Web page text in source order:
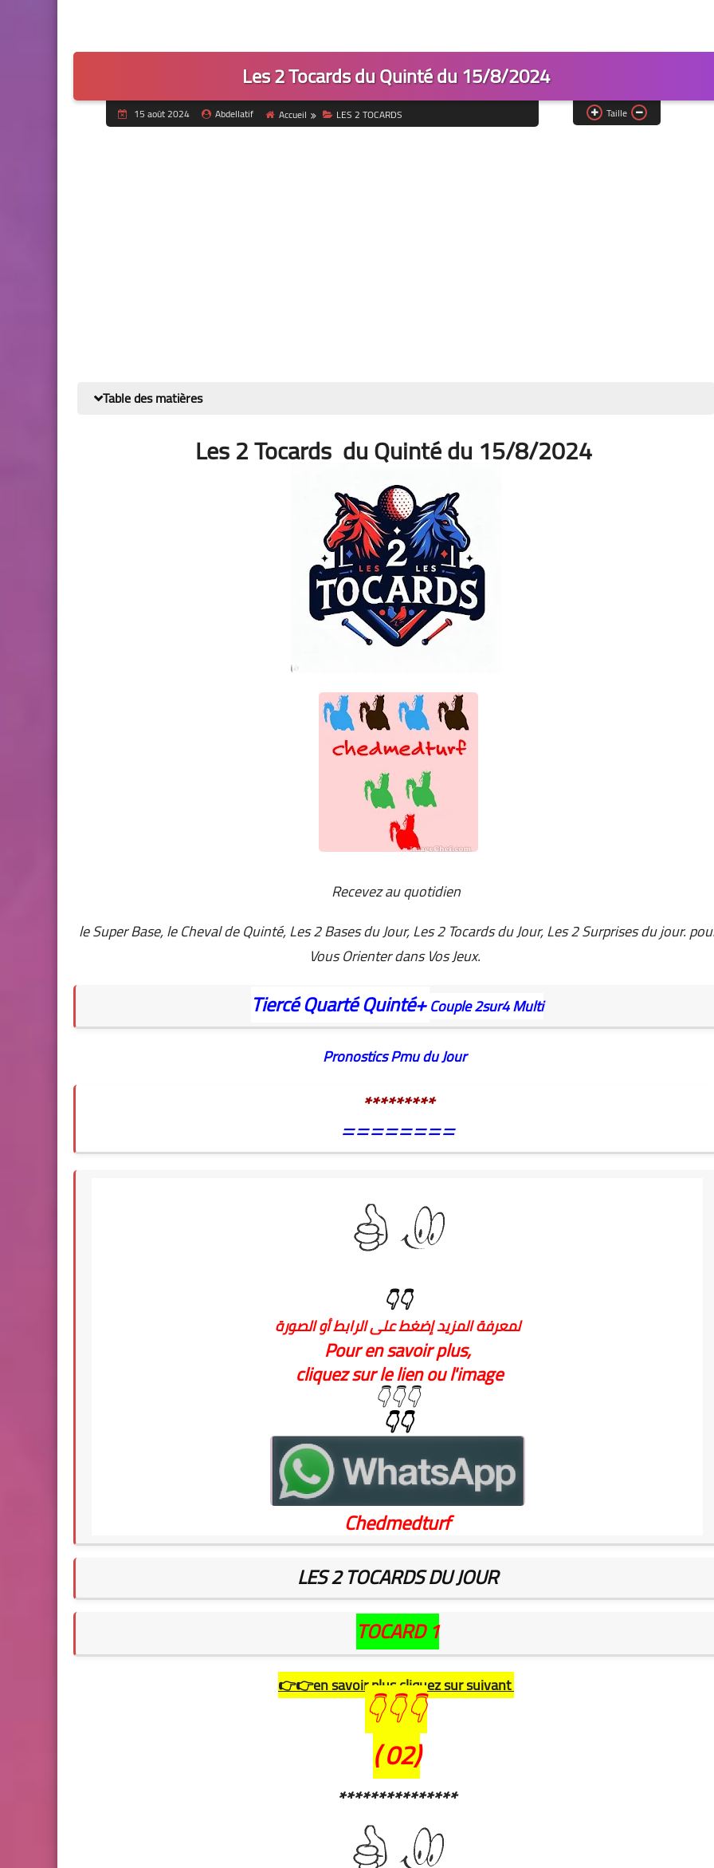
Les 2 Tocards du Quinté du 15/8/2024
15 août 2024 Abdellatif Accueil LES 2 TOCARDS Taille
Table des matières
Les 2 Tocards du Quinté du 15/8/2024
Recevez au quotidien
le Super Base, le Cheval de Quinté, Les 2 Bases du Jour, Les 2 Tocards du Jour, Les 2 Surprises du jour.
Vous Orienter dans Vos Jeux.
TiercéQuartéQuinté+Couple2sur4Multi
Pronostics Pmu du Jour
*********
========
👇👇
لمعرفة المزيد إضغط على الرابط أو الصورة
Pour en savoir plus,
cliquez sur le lien ou l'image
👇👇👇
👇👇
Chedmedturf
LES 2 TOCARDS DU JOUR
TOCARD 1
👉👉en savoir plus cliquez sur suivant
👇👇👇
(02)
***************